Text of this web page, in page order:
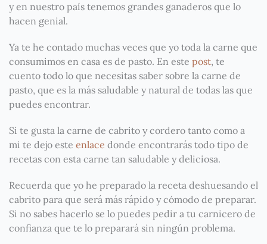
y en nuestro país tenemos grandes ganaderos que lo
hacen genial.
Ya te he contado muchas veces que yo toda la carne que
consumimos en casa es de pasto. En este post, te
cuento todo lo que necesitas saber sobre la carne de
pasto, que es la más saludable y natural de todas las que
puedes encontrar.
Si te gusta la carne de cabrito y cordero tanto como a
mi te dejo este enlace donde encontrarás todo tipo de
recetas con esta carne tan saludable y deliciosa.
Recuerda que yo he preparado la receta deshuesando el
cabrito para que será más rápido y cómodo de preparar.
Si no sabes hacerlo se lo puedes pedir a tu carnicero de
confianza que te lo preparará sin ningún problema.